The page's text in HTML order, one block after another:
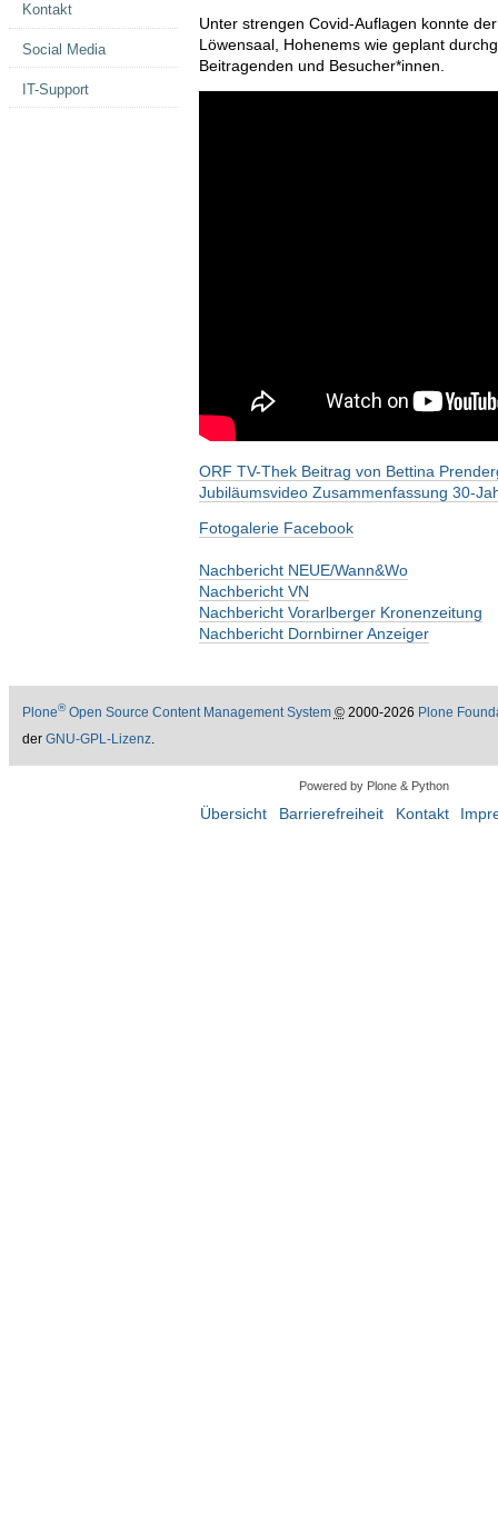
Unter strengen Covid-Auflagen konnte
Löwensaal, Hohenems wie geplant
Beitragenden und Besucher*innen.
ORF TV-Thek Beitrag von Bettina
Jubiläumsvideo Zusammenfassung 30-
Fotogalerie Facebook
Nachbericht NEUE/Wann&Wo
Nachbericht VN
Nachbericht Vorarlberger Kronenzeitung
Nachbericht Dornbirner Anzeiger
Kontakt
Social Media
IT-Support
Plone®Open Source Content Management System ©2000-2026 Plone
der GNU-GPL-Lizenz.
Powered by Plone & Python
Übersicht Barrierefreiheit Kontakt